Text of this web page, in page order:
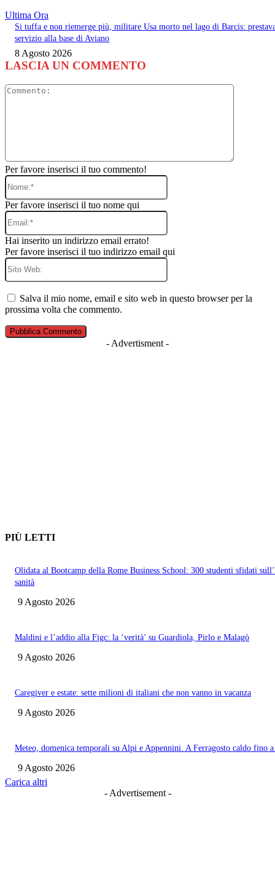
Ultima Ora
Si tuffa e non riemerge più, militare Usa morto nel lago di Barcis:
servizio alla base di Aviano
8 Agosto 2026
LASCIA UN COMMENTO
Per favore inserisci il tuo commento!
Nome:*
Per favore inserisci il tuo nome qui
Email:*
Hai inserito un indirizzo email errato!
Per favore inserisci il tuo indirizzo email qui
Sito
Salva il mio nome, email e sito web in questo browser per la
prossima volta che commento.
- Advertisment -
PIÙ LETTI
Olidata al Bootcamp della Rome Business School: 300 studenti sfidati
sanità
9 Agosto 2026
Maldini e l’addio alla Figc: la ‘verità’ su Guardiola, Pirlo e Malagò
9 Agosto 2026
Caregiver e estate: sette milioni di italiani che non vanno in vacanza
9 Agosto 2026
Meteo, domenica temporali su Alpi e Appennini. A Ferragosto caldo fino a
9 Agosto 2026
Carica altri
- Advertisement -